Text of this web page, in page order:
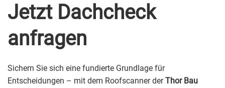
Jetzt Dachcheck
anfragen
Sichern Sie sich eine fundierte Grundlage für
Entscheidungen – mit dem Roofscanner derThor Bau